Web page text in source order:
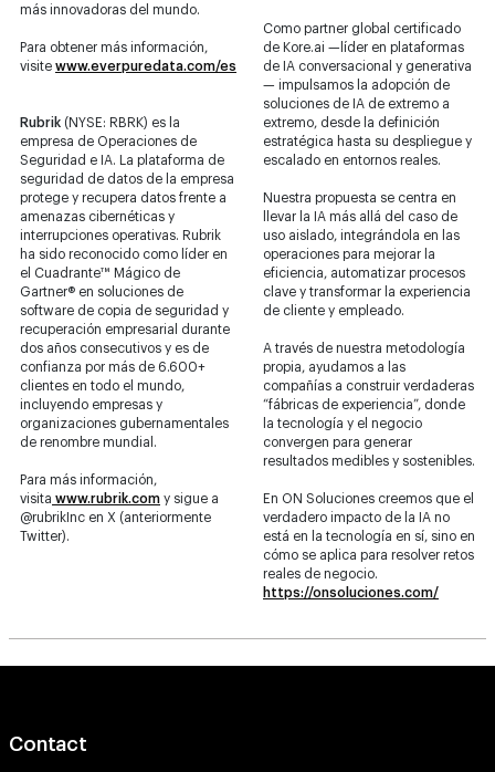
más innovadoras del mundo.
Para obtener más información,
visite www.everpuredata.com/es
Rubrik (NYSE: RBRK) es la
empresa de Operaciones de
Seguridad e IA. La plataforma de
seguridad de datos de la empresa
protege y recupera datos frente a
amenazas cibernéticas y
interrupciones operativas. Rubrik
ha sido reconocido como líder en
el Cuadrante™ Mágico de
Gartner® en soluciones de
software de copia de seguridad y
recuperación empresarial durante
dos años consecutivos y es de
confianza por más de 6.600+
clientes en todo el mundo,
incluyendo empresas y
organizaciones gubernamentales
de renombre mundial.
Para más información,
visita www.rubrik.com y sigue a
@rubrikInc en X (anteriormente
Twitter).
Como partner global certificado
de Kore.ai —líder en plataformas
de IA conversacional y generativa
— impulsamos la adopción de
soluciones de IA de extremo a
extremo, desde la definición
estratégica hasta su despliegue y
escalado en entornos reales.
Nuestra propuesta se centra en
llevar la IA más allá del caso de
uso aislado, integrándola en las
operaciones para mejorar la
eficiencia, automatizar procesos
clave y transformar la experiencia
de cliente y empleado.
A través de nuestra metodología
propia, ayudamos a las
compañías a construir verdaderas
“fábricas de experiencia”, donde
la tecnología y el negocio
convergen para generar
resultados medibles y sostenibles.
En ON Soluciones creemos que el
verdadero impacto de la IA no
está en la tecnología en sí, sino en
cómo se aplica para resolver retos
reales de negocio.
https://onsoluciones.com/
Contact